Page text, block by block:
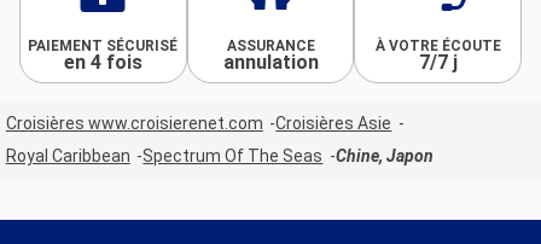
PAIEMENT SÉCURISÉ
en 4 fois
ASSURANCE
annulation
À VOTRE ÉCOUTE
7/7 j
Croisières www.croisierenet.com
Croisières Asie
Royal Caribbean
Spectrum Of The Seas Chine, Japon